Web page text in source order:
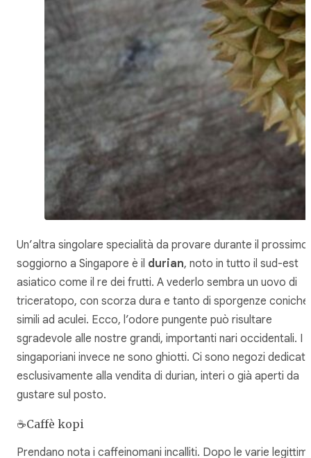
Un’altra singolare specialità da provare durante il prossimo
soggiorno a Singapore è il durian, noto in tutto il sud-est
asiatico come il re dei frutti. A vederlo sembra un uovo di
triceratopo, con scorza dura e tanto di sporgenze coniche
simili ad aculei. Ecco, l’odore pungente può risultare
sgradevole alle nostre grandi, importanti nari occidentali. I
singaporiani invece ne sono ghiotti. Ci sono negozi dedicati
esclusivamente alla vendita di durian, interi o già aperti da
gustare sul posto.
☕Caffè kopi
Prendano nota i caffeinomani incalliti. Dopo le varie